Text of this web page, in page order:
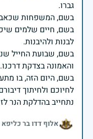
בשם, חיים שלמים
בשם, שבועת החייל
בשם, היום הזה, בו
נתחייב בהדלקת הנר
אלוף דדו בר